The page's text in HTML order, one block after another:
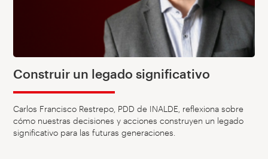
Construir un legado significativo
Carlos Francisco Restrepo, PDD de INALDE, reflexiona sobre
cómo nuestras decisiones y acciones construyen un legado
significativo para las futuras generaciones.